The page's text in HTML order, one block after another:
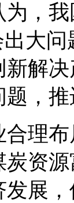
，
大
解
，
理
资
展